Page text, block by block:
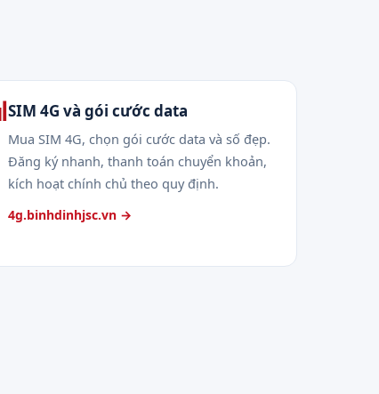
SIM 4G và gói cước data
Mua SIM 4G, chọn gói cước data và số đẹp.
Đăng ký nhanh, thanh toán chuyển khoản,
kích hoạt chính chủ theo quy định.
4g.binhdinhjsc.vn →